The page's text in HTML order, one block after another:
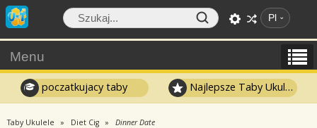
Pl
Menu
poczatkujacy taby Najlepsze Taby Ukulele
Taby Ukulele Diet Cig Dinner Date